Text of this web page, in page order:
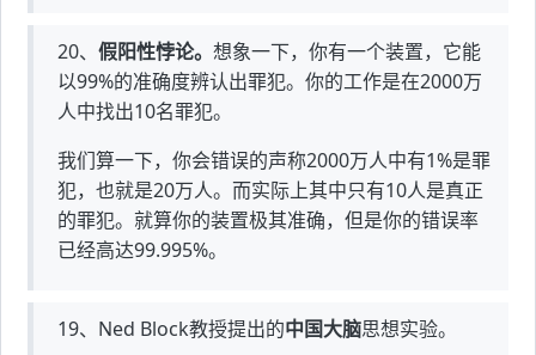
20、 假阳性悖论。 想象一下，你有一个装置，它能
以99%的准确度辨认出罪犯。你的工作是在2000万
人中找出10名罪犯。
我们算一下，你会错误的声称2000万人中有1%是罪
犯，也就是20万人。而实际上其中只有10人是真正
的罪犯。就算你的装置极其准确，但是你的错误率
已经高达99.995%。
19、Ned Block教授提出的中国大脑思想实验。